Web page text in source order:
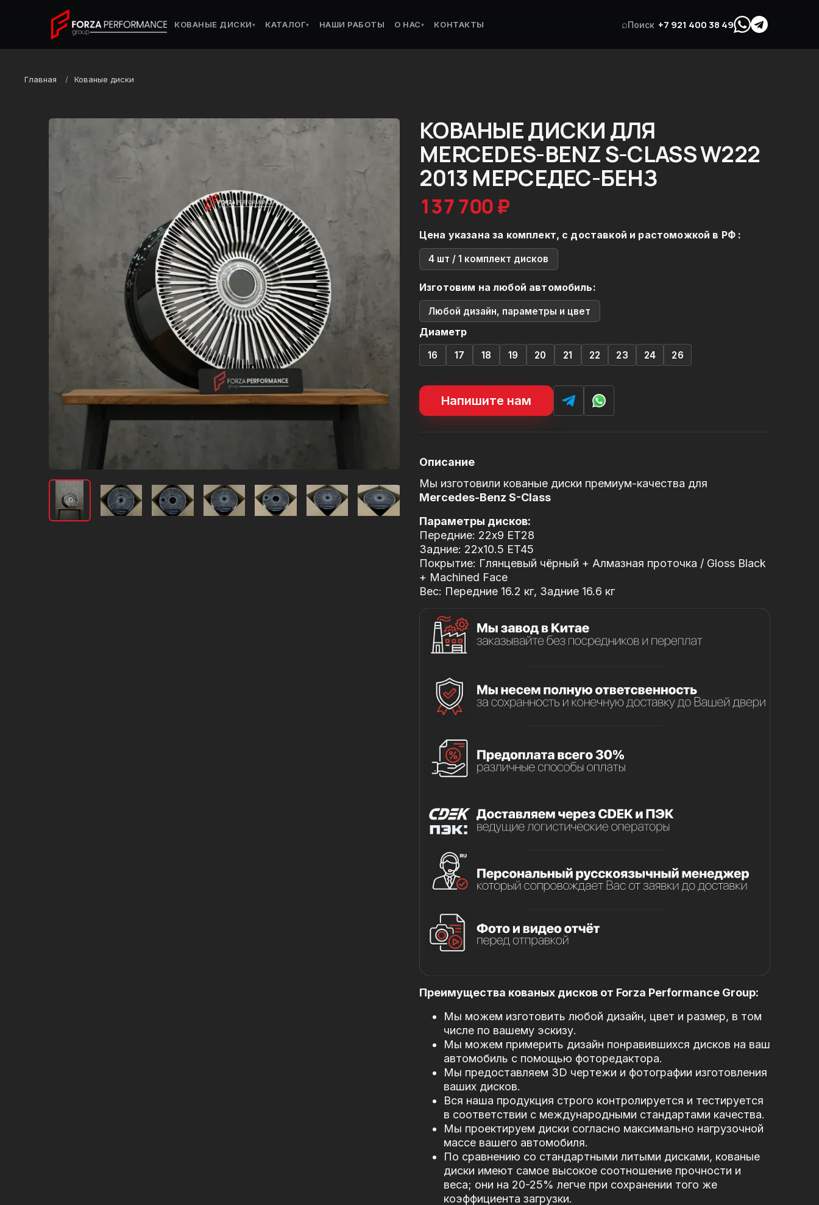
КОВАНЫЕ ДИСКИ▾ КАТАЛОГ▾ НАШИ РАБОТЫ О НАС▾ КОНТАКТЫ ⌕Поиск +7 921 400 38 49
Главная Кованые диски
КОВАНЫЕ ДИСКИ ДЛЯ
MERCEDES-BENZ S-CLASS W222
2013 МЕРСЕДЕС-БЕНЗ
137 700 ₽
Цена указана за комплект, с доставкой и растоможкой в РФ :
4 шт / 1 комплект дисков
Изготовим на любой автомобиль:
Любой дизайн, параметры и цвет
Диаметр
16 17 18 19 20 21 22 23 24 26
Напишите нам
Описание
Мы изготовили кованые диски премиум-качества для
Mercedes-Benz S-Class
Параметры дисков:
Передние: 22x9 ET28
Задние: 22x10.5 ET45
Покрытие: Глянцевый чёрный + Алмазная проточка / Gloss Black
+ Machined Face
Вес: Передние 16.2 кг, Задние 16.6 кг
Преимущества кованых дисков от Forza Performance Group:
Мы можем изготовить любой дизайн, цвет и размер, в том
числе по вашему эскизу.
Мы можем примерить дизайн понравившихся дисков на ваш
автомобиль с помощью фоторедактора.
Мы предоставляем 3D чертежи и фотографии изготовления
ваших дисков.
Вся наша продукция строго контролируется и тестируется
в соответствии с международными стандартами качества.
Мы проектируем диски согласно максимально нагрузочной
массе вашего автомобиля.
По сравнению со стандартными литыми дисками, кованые
диски имеют самое высокое соотношение прочности и
веса; они на 20-25% легче при сохранении того же
коэффициента загрузки.